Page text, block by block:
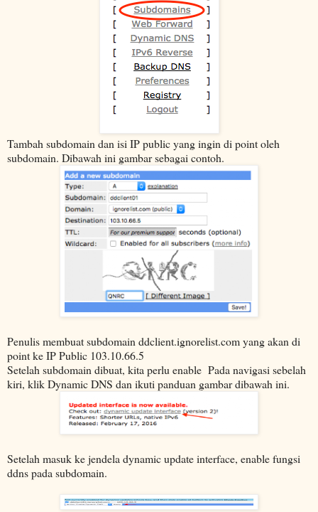
Tambah subdomain dan isi IP public yang ingin di point oleh
subdomain. Dibawah ini gambar sebagai contoh.
Penulis membuat subdomain ddclient.ignorelist.com yang akan di
point ke IP Public 103.10.66.5
Setelah subdomain dibuat, kita perlu enable Pada navigasi sebelah
kiri, klik Dynamic DNS dan ikuti panduan gambar dibawah ini.
Setelah masuk ke jendela dynamic update interface, enable fungsi
ddns pada subdomain.